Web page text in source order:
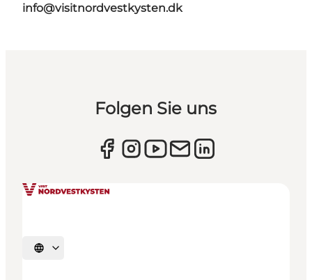
info@visitnordvestkysten.dk
Folgen Sie uns
Sprache auswählen